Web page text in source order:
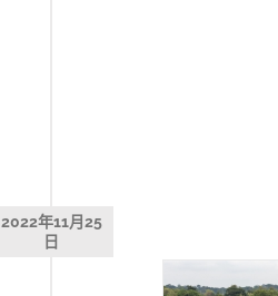
2022年11月25
日